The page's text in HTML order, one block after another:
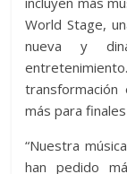
World Stage,
nueva y
más para
“Nuestra
han pedido